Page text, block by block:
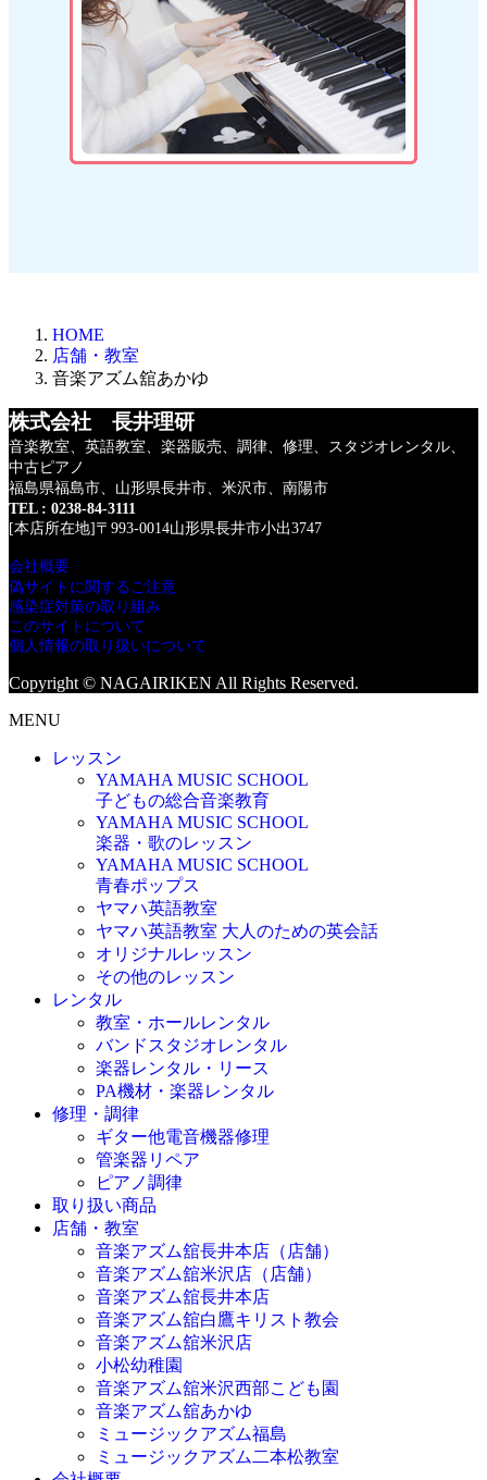
HOME
店舗・教室
音楽アズム舘あかゆ
株式会社 長井理研
音楽教室、英語教室、楽器販売、調律、修理、
スタジオレンタル、
中古ピアノ
福島県福島市、山形県長井市、米沢市、南陽市
TEL : 0238-84-3111
[本店所在地]〒993-0014山形県長井市小出3747
会社概要
偽サイトに関するご注意
感染症対策の取り組み
このサイトについて
個人情報の取り扱いについて
Copyright © NAGAIRIKEN All Rights Reserved.
MENU
レッスン
YAMAHA MUSIC SCHOOL
子どもの総合音楽教育
YAMAHA MUSIC SCHOOL
楽器・歌のレッスン
YAMAHA MUSIC SCHOOL
青春ポップス
ヤマハ英語教室
ヤマハ英語教室 大人のための英会話
オリジナルレッスン
その他のレッスン
レンタル
教室・ホールレンタル
バンドスタジオレンタル
楽器レンタル・リース
PA機材・楽器レンタル
修理・調律
ギター他電音機器修理
管楽器リペア
ピアノ調律
取り扱い商品
店舗・教室
音楽アズム舘長井本店（店舗）
音楽アズム舘米沢店（店舗）
音楽アズム舘長井本店
音楽アズム舘白鷹キリスト教会
音楽アズム舘米沢店
小松幼稚園
音楽アズム舘米沢西部こども園
音楽アズム舘あかゆ
ミュージックアズム福島
ミュージックアズム二本松教室